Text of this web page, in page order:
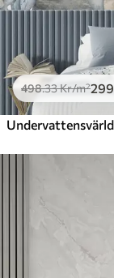
498.33Kr/m²299